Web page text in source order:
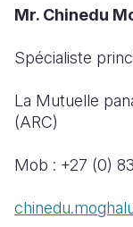
Mr. Chinedu
Spécialiste
La Mutuelle
(ARC)
Mob : +27 (0)